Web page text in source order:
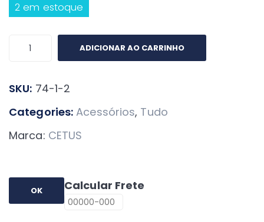
2 em estoque
Mosquetão
Largo
quantidade
ADICIONAR AO CARRINHO
SKU: 74-1-2
Categories: Acessórios, Tudo
Marca: CETUS
Calcular Frete
OK